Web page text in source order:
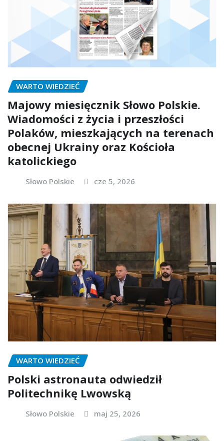
WARTO WIEDZIEĆ
Majowy miesięcznik Słowo Polskie.
Wiadomości z życia i przeszłości
Polaków, mieszkających na terenach
obecnej Ukrainy oraz Kościoła
katolickiego
Słowo Polskie cze 5, 2026
WARTO WIEDZIEĆ
Polski astronauta odwiedził
Politechnikę Lwowską
Słowo Polskie maj 25, 2026